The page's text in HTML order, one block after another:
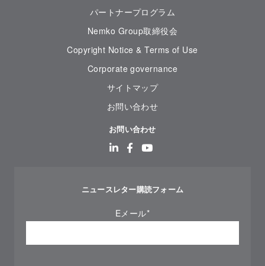
パートナープログラム
Nemko Group取締役会
Copyright Notice & Terms of Use
Corporate governance
サイトマップ
お問い合わせ
お問い合わせ
ニュースレター購読フォーム
Eメール*